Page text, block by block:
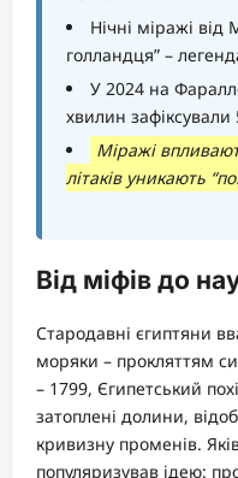
Нічні міражі
голландця” –
У 2024 на
хвилин
Міражі
літаків уникають
Від міфів до
Стародавні єгиптяни
моряки – прокляттям
– 1799, Єгипетський
затоплені долини,
кривизну променів.
популяризував ідею: